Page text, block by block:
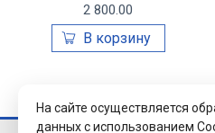
2 800.00
На сайте осуществляется
данных с использованием